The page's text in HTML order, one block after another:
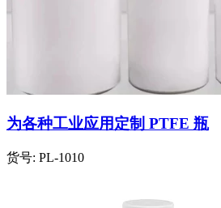
为各种工业应用定制 PTFE 瓶
货号: PL-1010